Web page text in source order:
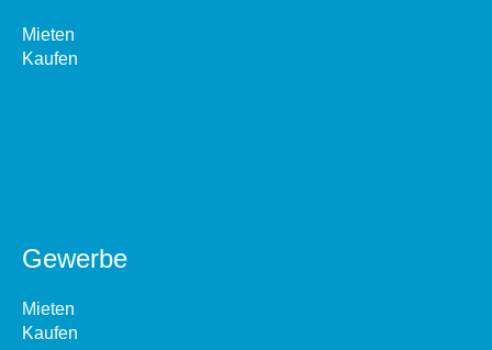
Mieten
Kaufen
Gewerbe
Mieten
Kaufen